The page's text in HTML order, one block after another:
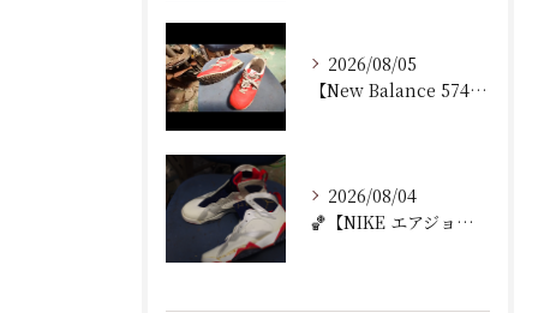
2026/08/05
【New Balance 574 修理｜ウェッジヒール加水分...
2026/08/04
🏀【NIKE エアジョーダン7 加水分解修理｜ミッドソール交...